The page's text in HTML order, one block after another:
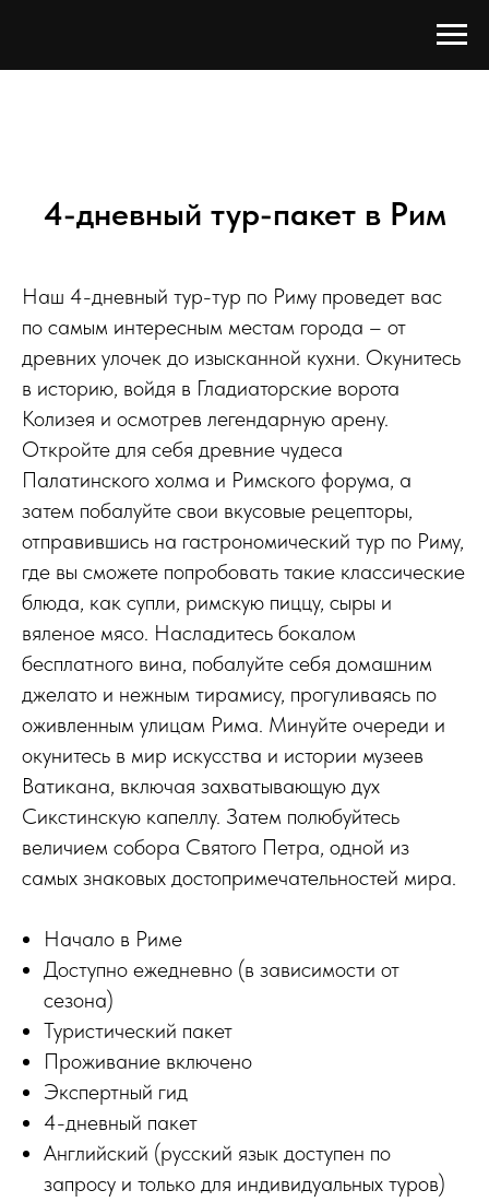
4-дневный тур-пакет в Рим
Наш 4-дневный тур-тур по Риму проведет вас
по самым интересным местам города – от
древних улочек до изысканной кухни. Окунитесь
в историю, войдя в Гладиаторские ворота
Колизея и осмотрев легендарную арену.
Откройте для себя древние чудеса
Палатинского холма и Римского форума, а
затем побалуйте свои вкусовые рецепторы,
отправившись на гастрономический тур по Риму,
где вы сможете попробовать такие классические
блюда, как супли, римскую пиццу, сыры и
вяленое мясо. Насладитесь бокалом
бесплатного вина, побалуйте себя домашним
джелато и нежным тирамису, прогуливаясь по
оживленным улицам Рима. Минуйте очереди и
окунитесь в мир искусства и истории музеев
Ватикана, включая захватывающую дух
Сикстинскую капеллу. Затем полюбуйтесь
величием собора Святого Петра, одной из
самых знаковых достопримечательностей мира.
Начало в Риме
Доступно ежедневно (в зависимости от
сезона)
Туристический пакет
Проживание включено
Экспертный гид
4-дневный пакет
Английский (русский язык доступен по
запросу и только для индивидуальных туров)